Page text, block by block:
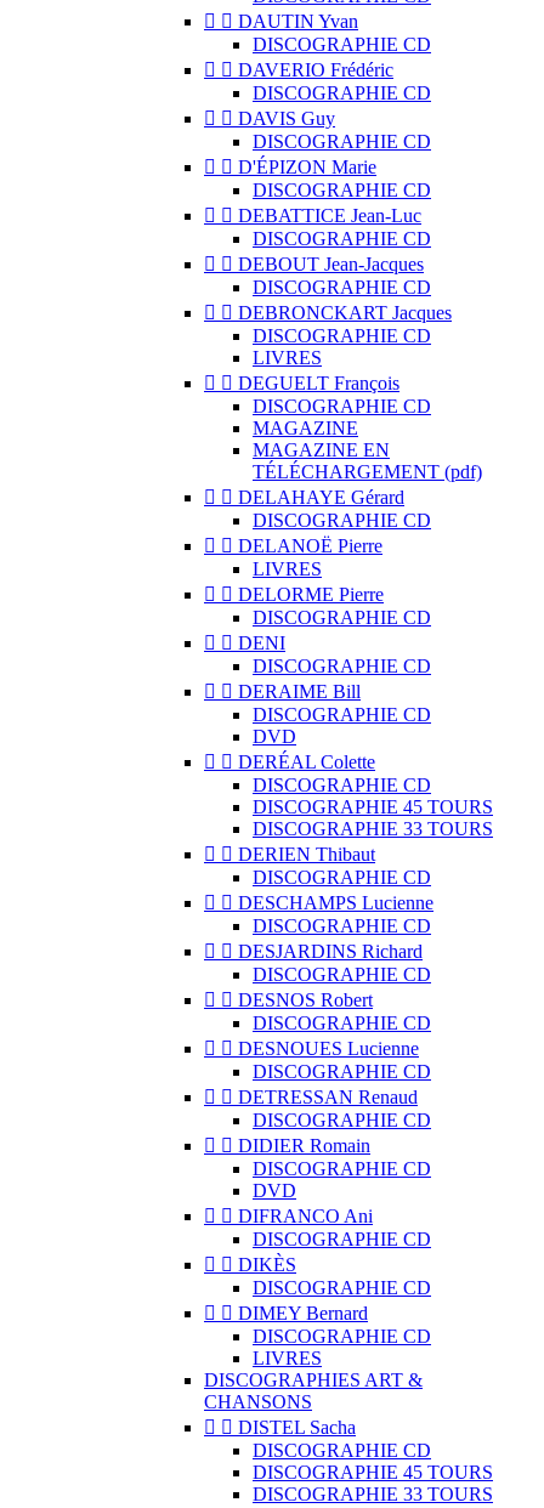
  DAUTIN Yvan
DISCOGRAPHIE CD
  DAVERIO Frédéric
DISCOGRAPHIE CD
  DAVIS Guy
DISCOGRAPHIE CD
  D'ÉPIZON Marie
DISCOGRAPHIE CD
  DEBATTICE Jean-Luc
DISCOGRAPHIE CD
  DEBOUT Jean-Jacques
DISCOGRAPHIE CD
  DEBRONCKART Jacques
DISCOGRAPHIE CD
LIVRES
  DEGUELT François
DISCOGRAPHIE CD
MAGAZINE
MAGAZINE EN
TÉLÉCHARGEMENT (pdf)
  DELAHAYE Gérard
DISCOGRAPHIE CD
  DELANOË Pierre
LIVRES
  DELORME Pierre
DISCOGRAPHIE CD
  DENI
DISCOGRAPHIE CD
  DERAIME Bill
DISCOGRAPHIE CD
DVD
  DERÉAL Colette
DISCOGRAPHIE CD
DISCOGRAPHIE 45 TOURS
DISCOGRAPHIE 33 TOURS
  DERIEN Thibaut
DISCOGRAPHIE CD
  DESCHAMPS Lucienne
DISCOGRAPHIE CD
  DESJARDINS Richard
DISCOGRAPHIE CD
  DESNOS Robert
DISCOGRAPHIE CD
  DESNOUES Lucienne
DISCOGRAPHIE CD
  DETRESSAN Renaud
DISCOGRAPHIE CD
  DIDIER Romain
DISCOGRAPHIE CD
DVD
  DIFRANCO Ani
DISCOGRAPHIE CD
  DIKÈS
DISCOGRAPHIE CD
  DIMEY Bernard
DISCOGRAPHIE CD
LIVRES
DISCOGRAPHIES ART &
CHANSONS
  DISTEL Sacha
DISCOGRAPHIE CD
DISCOGRAPHIE 45 TOURS
DISCOGRAPHIE 33 TOURS